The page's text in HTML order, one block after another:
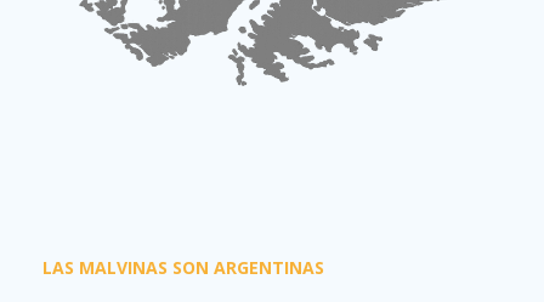
LAS MALVINAS SON ARGENTINAS